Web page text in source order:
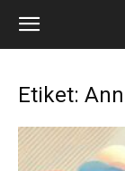
Etiket: